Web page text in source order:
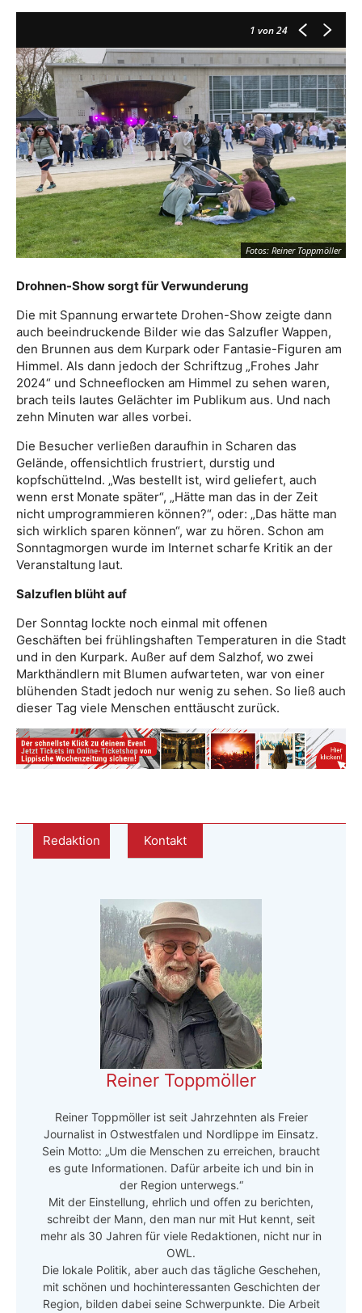
1 von 24
Fotos: Reiner Toppmöller
Drohnen-Show sorgt für Verwunderung
Die mit Spannung erwartete Drohen-Show zeigte dann
auch beeindruckende Bilder wie das Salzufler Wappen,
den Brunnen aus dem Kurpark oder Fantasie-Figuren am
Himmel. Als dann jedoch der Schriftzug „Frohes Jahr
2024“ und Schneeflocken am Himmel zu sehen waren,
brach teils lautes Gelächter im Publikum aus. Und nach
zehn Minuten war alles vorbei.
Die Besucher verließen daraufhin in Scharen das
Gelände, offensichtlich frustriert, durstig und
kopfschüttelnd. „Was bestellt ist, wird geliefert, auch
wenn erst Monate später“, „Hätte man das in der Zeit
nicht umprogrammieren können?“, oder: „Das hätte man
sich wirklich sparen können“, war zu hören. Schon am
Sonntagmorgen wurde im Internet scharfe Kritik an der
Veranstaltung laut.
Salzuflen blüht auf
Der Sonntag lockte noch einmal mit offenen
Geschäften bei frühlingshaften Temperaturen in die Stadt
und in den Kurpark. Außer auf dem Salzhof, wo zwei
Markthändlern mit Blumen aufwarteten, war von einer
blühenden Stadt jedoch nur wenig zu sehen. So ließ auch
dieser Tag viele Menschen enttäuscht zurück.
Redaktion Kontakt
Reiner Toppmöller
Reiner Toppmöller ist seit Jahrzehnten als Freier
Journalist in Ostwestfalen und Nordlippe im Einsatz.
Sein Motto: „Um die Menschen zu erreichen, braucht
es gute Informationen. Dafür arbeite ich und bin in
der Region unterwegs.“
Mit der Einstellung, ehrlich und offen zu berichten,
schreibt der Mann, den man nur mit Hut kennt, seit
mehr als 30 Jahren für viele Redaktionen, nicht nur in
OWL.
Die lokale Politik, aber auch das tägliche Geschehen,
mit schönen und hochinteressanten Geschichten der
Region, bilden dabei seine Schwerpunkte. Die Arbeit